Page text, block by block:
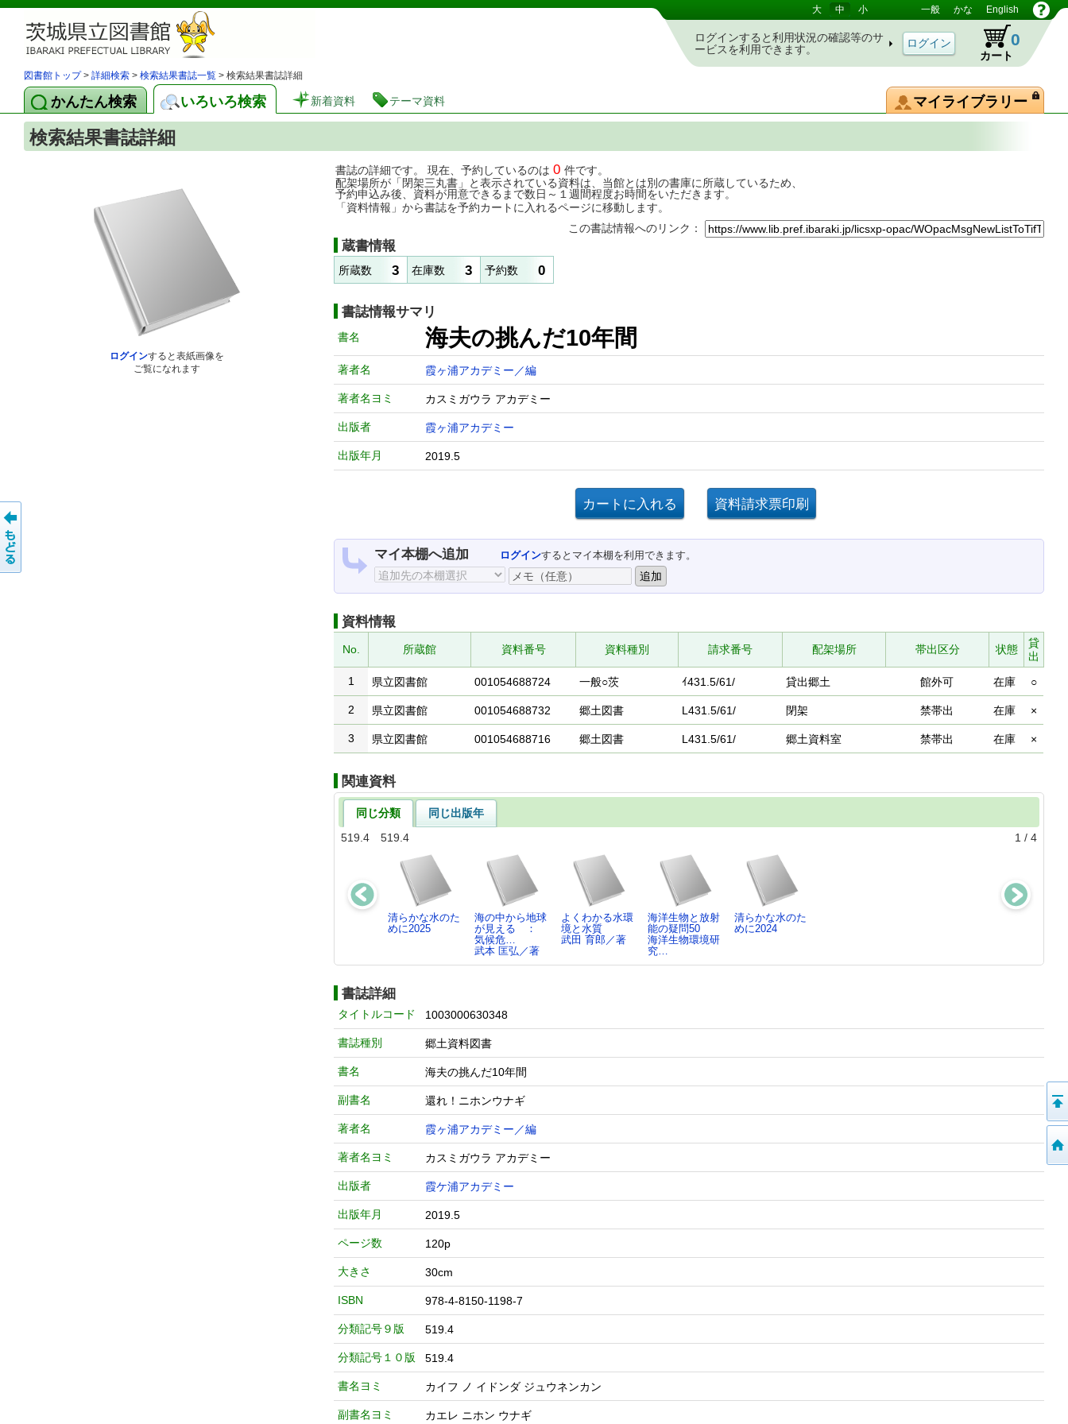
茨城県立図書館 蔵書検索・予約システム 大 中 小 一般 かな English
ログインすると利用状況の確認等のサ
ービスを利用できます。
カート
0
図書館トップ> 詳細検索 > 検索結果書誌一覧 > 検索結果書誌詳細
かんたん検索 いろいろ検索 新着資料 テーマ資料 マイライブラリー
検索結果書誌詳細
ログインすると表紙画像を
ご覧になれます
書誌の詳細です。 現在、予約しているのは 0 件です。
配架場所が「閉架三丸書」と表示されている資料は、当館とは別の書庫に所蔵しているため、
予約申込み後、資料が用意できるまで数日～１週間程度お時間をいただきます。
「資料情報」から書誌を予約カートに入れるページに移動します。
この書誌情報へのリンク：
蔵書情報
所蔵数 3 在庫数 3 予約数 0
書誌情報サマリ
書名 海夫の挑んだ10年間
著者名 霞ヶ浦アカデミー／編
著者名ヨミ カスミガウラ アカデミー
出版者 霞ヶ浦アカデミー
出版年月 2019.5
マイ本棚へ追加 ログインするとマイ本棚を利用できます。
資料情報
No. 所蔵館 資料番号 資料種別 請求番号 配架場所 帯出区分 状態
貸
出
1
県立図書館 001054688724 一般○茨 ｲ431.5/61/ 貸出郷土 館外可 在庫 ○
2 県立図書館 001054688732 郷土図書 L431.5/61/ 閉架 禁帯出 在庫 ×
3 県立図書館 001054688716 郷土図書 L431.5/61/ 郷土資料室 禁帯出 在庫 ×
関連資料
同じ分類
同じ出版年
519.4 519.4
1 / 4
清らかな水のた
めに2025
海の中から地球
が見える ：
気候危…
武本 匡弘／著
よくわかる水環
境と水質
武田 育郎／著
海洋生物と放射
能の疑問50
海洋生物環境研
究…
清らかな水のた
めに2024
書誌詳細
タイトルコード 1003000630348
書誌種別 郷土資料図書
書名 海夫の挑んだ10年間
副書名 還れ！ニホンウナギ
著者名 霞ヶ浦アカデミー／編
著者名ヨミ カスミガウラ アカデミー
出版者 霞ケ浦アカデミー
出版年月 2019.5
ページ数 120p
大きさ 30cm
ISBN 978-4-8150-1198-7
分類記号９版 519.4
分類記号１０版 519.4
書名ヨミ カイフ ノ イドンダ ジュウネンカン
副書名ヨミ カエレ ニホン ウナギ